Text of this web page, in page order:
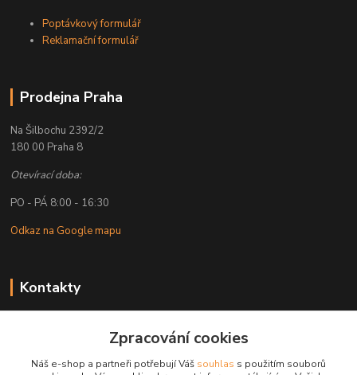
Poptávkový formulář
Reklamační formulář
Prodejna Praha
Na Šilbochu 2392/2
180 00 Praha 8
Otevírací doba:
PO - PÁ 8:00 - 16:30
Odkaz na Google mapu
Kontakty
+ 420 608 777 028
Zpracování cookies
Náš e-shop a partneři potřebují Váš souhlas s použitím souborů